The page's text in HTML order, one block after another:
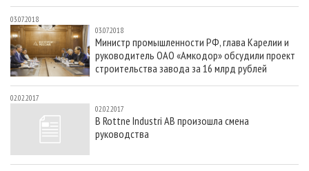
03.07.2018
03.07.2018
Министр промышленности РФ, глава Карелии и
руководитель ОАО «Амкодор» обсудили проект
строительства завода за 16 млрд рублей
02.02.2017
02.02.2017
В Rottne Industri AB произошла смена
руководства